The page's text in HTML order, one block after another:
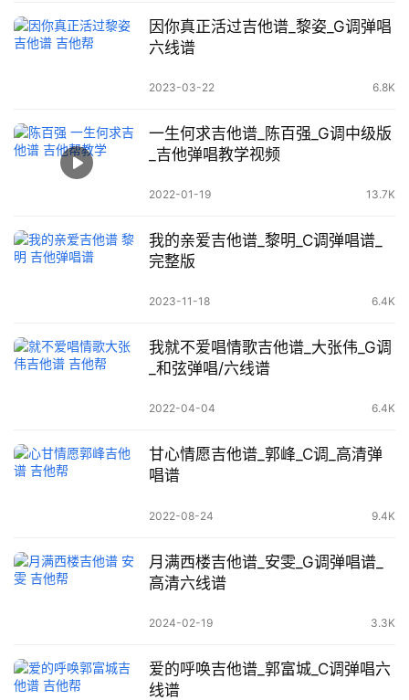
因你真正活过吉他谱_黎姿_G调弹唱
六线谱
2023-03-22 6.8K
一生何求吉他谱_陈百强_G调中级版
_吉他弹唱教学视频
2022-01-19 13.7K
我的亲爱吉他谱_黎明_C调弹唱谱_
完整版
2023-11-18 6.4K
我就不爱唱情歌吉他谱_大张伟_G调
_和弦弹唱/六线谱
2022-04-04 6.4K
甘心情愿吉他谱_郭峰_C调_高清弹
唱谱
2022-08-24 9.4K
月满西楼吉他谱_安雯_G调弹唱谱_
高清六线谱
2024-02-19 3.3K
爱的呼唤吉他谱_郭富城_C调弹唱六
线谱